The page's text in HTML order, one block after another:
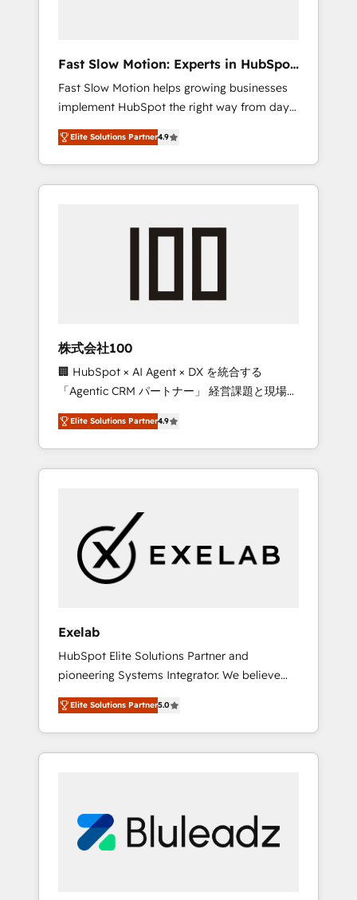
reporting - Workflow automation and data
clean-up - Sales enablement and team
training - Ongoing optimisation and RevOps
support Based in Leeds and London, we
partner with SMEs across the UK who are
ready to turn HubSpot into the growth
engine it’s meant to be.
Fast Slow Motion: Experts in HubSpot
& Salesforce
Fast Slow Motion helps growing businesses
implement HubSpot the right way from day
one — with the flexibility to scale as
complexity increases. Highly certified in both
HubSpot and Salesforce, we bring deep
experience in CRM implementation,
growing mid-market and enterprise
perspective. Many of our consultants have
operators need as their systems, data, and
processes evolve. Since 2014, we’ve
supported 1,400+ clients across a wide range
of industries, including healthcare, software,
B2B services, manufacturing, financial
services and more. Whether clients are new
to HubSpot or expanding into more
clean, scalable, AI-ready systems that create
long-term value and a consistently strong
client experience.
Elite Solutions Partner4.9
株式会社100
🏢 HubSpot × AI Agent × DX を統合する
「Agentic CRM パートナー」 経営課題と現場業
務をつなぐAIネイティブ・エージェンシーとし
て、HubSpot Eliteの実装力で顧客フロント業務
を再設計します。 💡 100inc は何をする会社
か？ HubSpotを共通基盤に、AIエージェントを
本のAIネイティブ・エージェンシーです。事業
部・グループ会社・部門が分立する組織で、デ
ータと業務プロセスのサイロ化を、CRMを軸と
した全社共通基盤に再構築します。意思決定
ら、GTMの見える化・自動化まで。全Hub統合
運用、データ品質設計、グループ横断のCRM統
合に対応します。 2️⃣ AIエージェント組織構築
営業・マーケティング業務の一部をAIが自律実
行する組織への移行を設計・実装。Breeze・
Claude等をHubSpotと連携させ、役割定義・運
用ルール・成果指標まで含めて設計します。 3️⃣
PMOとして主導。「設定の代行ではなく、設計
の責任」を引き受け、部門横断の統合・浸透・
変革管理を実行します。 ▸ CMS戦略設計・構
Elite Solutions Partner4.9
Exelab
HubSpot Elite Solutions Partner and
pioneering Systems Integrator. We believe
technology should serve business strategy,
not the other way around. Every engagement
begins with clear objectives, customer
journey mapping, and measurable KPIs. Only
Connectors, workflows, and data
architectures that make HubSpot the
Elite Solutions Partner5.0